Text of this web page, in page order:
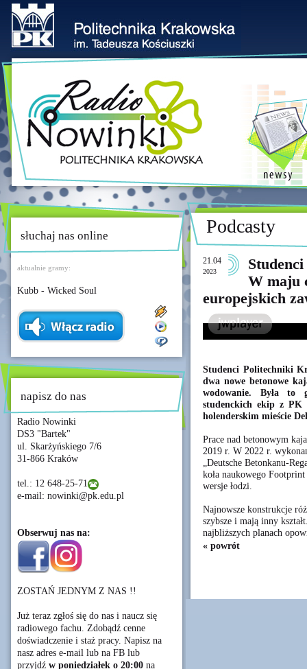
słuchaj nas online
aktualnie gramy:
Kubb - Wicked Soul
napisz do nas
Radio Nowinki
DS3 "Bartek"
ul. Skarżyńskiego 7/6
31-866 Kraków
tel.: 12 648-25-71
e-mail: nowinki@pk.edu.pl
Obserwuj nas na:
ZOSTAŃ JEDNYM Z NAS !!
Już teraz zgłoś się do nas i naucz się
radiowego fachu. Zdobądź cenne
doświadczenie i staż pracy. Napisz na
nasz adres e-mail lub na FB lub
przyjdź w poniedziałek o 20:00 na
Podcasty
21.04
2023
W maju
europejskich
Studenci Politechniki
dwa nowe betonowe
wodowanie. Była to
studenckich ekip z PK
holenderskim mieście
Prace nad betonowym
2019 r. W 2022 r.
„Deutsche Betonkanu-
koła naukowego
wersje łodzi.
Najnowsze konstrukcje
szybsze i mają inny
najbliższych planach
« powrót